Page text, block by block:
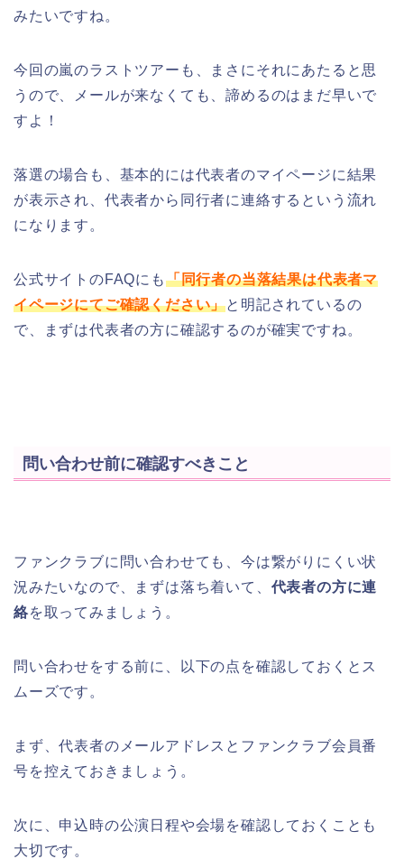
みたいですね。
今回の嵐のラストツアーも、まさにそれにあたると思
うので、メールが来なくても、諦めるのはまだ早いで
すよ！
落選の場合も、基本的には代表者のマイページに結果
が表示され、代表者から同行者に連絡するという流れ
になります。
公式サイトのFAQにも「同行者の当落結果は代表者マ
イページにてご確認ください」と明記されているの
で、まずは代表者の方に確認するのが確実ですね。
問い合わせ前に確認すべきこと
ファンクラブに問い合わせても、今は繋がりにくい状
況みたいなので、まずは落ち着いて、 代表者の方に連
絡を取ってみましょう。
問い合わせをする前に、以下の点を確認しておくとス
ムーズです。
まず、代表者のメールアドレスとファンクラブ会員番
号を控えておきましょう。
次に、申込時の公演日程や会場を確認しておくことも
大切です。